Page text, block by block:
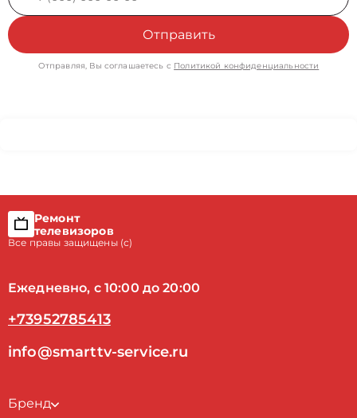
Отправить
Отправляя, Вы соглашаетесь с Политикой конфиденциальности
Ремонт
телевизоров
Все правы защищены (с)
Ежедневно, с 10:00 до 20:00
+73952785413
info@smarttv-service.ru
Бренд